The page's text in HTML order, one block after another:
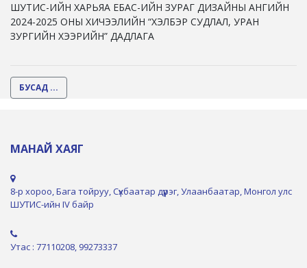
ШУТИС-ИЙН ХАРЬЯА ЕБАС-ИЙН ЗУРАГ ДИЗАЙНЫ АНГИЙН
2024-2025 ОНЫ ХИЧЭЭЛИЙН “ХЭЛБЭР СУДЛАЛ, УРАН
ЗУРГИЙН ХЭЭРИЙН” ДАДЛАГА
БУСАД ...
МАНАЙ ХАЯГ
8-р хороо, Бага тойруу, Сүхбаатар дүүрэг, Улаанбаатар, Монгол улс
ШУТИС-ийн IV байр
Утас : 77110208, 99273337